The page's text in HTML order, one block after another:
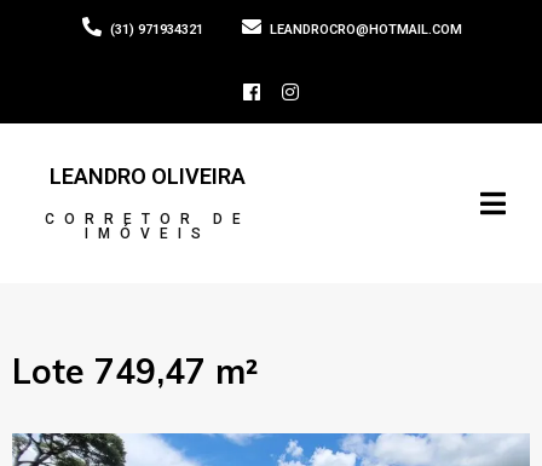
(31) 971934321 LEANDROCRO@HOTMAIL.COM
LEANDRO OLIVEIRA
CORRETOR DE
IMÓVEIS
Lote 749,47 m²